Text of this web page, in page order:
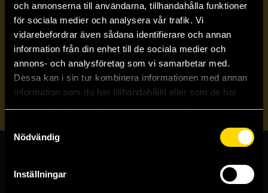
och annonserna till användarna, tillhandahålla funktioner
för sociala medier och analysera vår trafik. Vi
vidarebefordrar även sådana identifierare och annan
information från din enhet till de sociala medier och
annons- och analysföretag som vi samarbetar med.
Dessa kan i sin tur kombinera informationen med annan
information som du har tillhandahållit eller som de har
Nödvändig
Inställningar
Prenumerera på vårt nyhetsbrev
Veckobrevet
Skicka
Butiker & kundtjänst